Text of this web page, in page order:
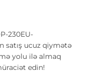
230EU-
satış ucuz qiymətə
yolu ilə almaq
edin!